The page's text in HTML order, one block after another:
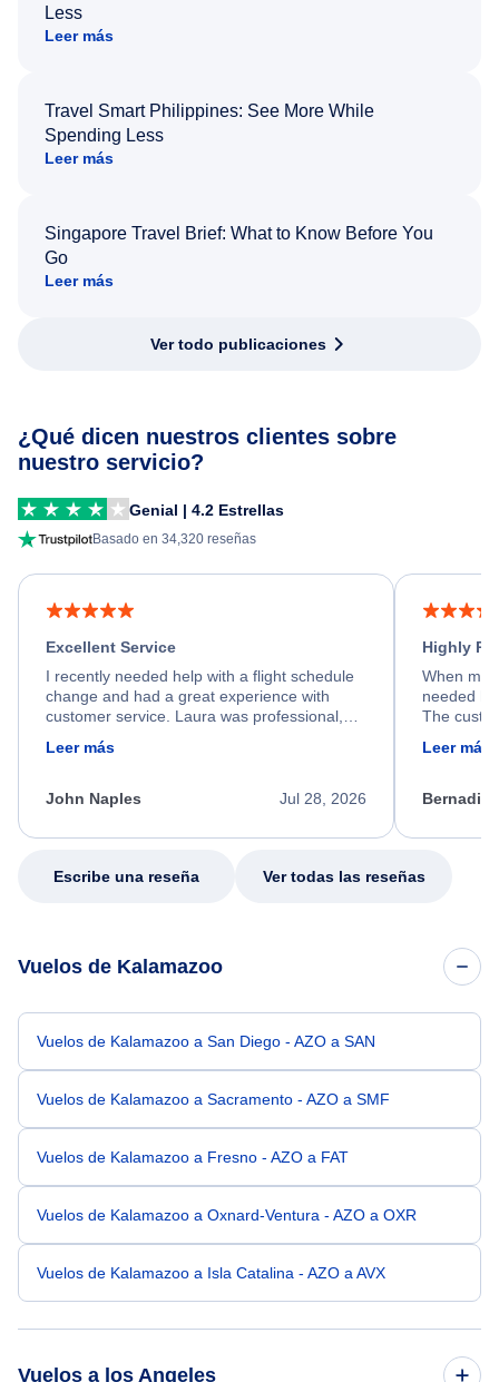
Less
Leer más
Travel Smart Philippines: See More While
Spending Less
Leer más
Singapore Travel Brief: What to Know Before You
Go
Leer más
Ver todo publicaciones
¿Qué dicen nuestros clientes sobre
nuestro servicio?
Genial | 4.2 Estrellas
Basado en 34,320 reseñas
Excellent Service
I recently needed help with a flight schedule
change and had a great experience with
customer service. Laura was professional,
friendly, and very helpful throughout the
process. She quickly found a solution and
appreciate her excellent service.
Leer más
Jul 28, 2026
John Naples
Highly
When my
needed
The
calm,
my issue.
Leer más
Escribe una reseña Ver todas las reseñas
Vuelos de Kalamazoo
Vuelos de Kalamazoo a San Diego - AZO a SAN
Vuelos de Kalamazoo a Sacramento - AZO a SMF
Vuelos de Kalamazoo a Fresno - AZO a FAT
Vuelos de Kalamazoo a Oxnard-Ventura - AZO a OXR
Vuelos de Kalamazoo a Isla Catalina - AZO a AVX
Vuelos a los Angeles